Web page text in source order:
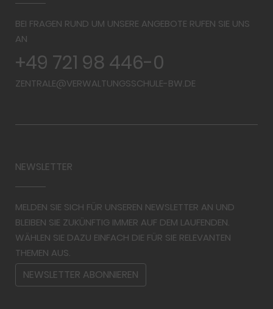
BEI FRAGEN RUND UM UNSERE ANGEBOTE RUFEN SIE UNS
AN
+49 721 98 446-0
ZENTRALE@VERWALTUNGSSCHULE-BW.DE
NEWSLETTER
MELDEN SIE SICH FÜR UNSEREN NEWSLETTER AN UND
BLEIBEN SIE ZUKÜNFTIG IMMER AUF DEM LAUFENDEN.
WÄHLEN SIE DAZU EINFACH DIE FÜR SIE RELEVANTEN
THEMEN AUS.
NEWSLETTER ABONNIEREN